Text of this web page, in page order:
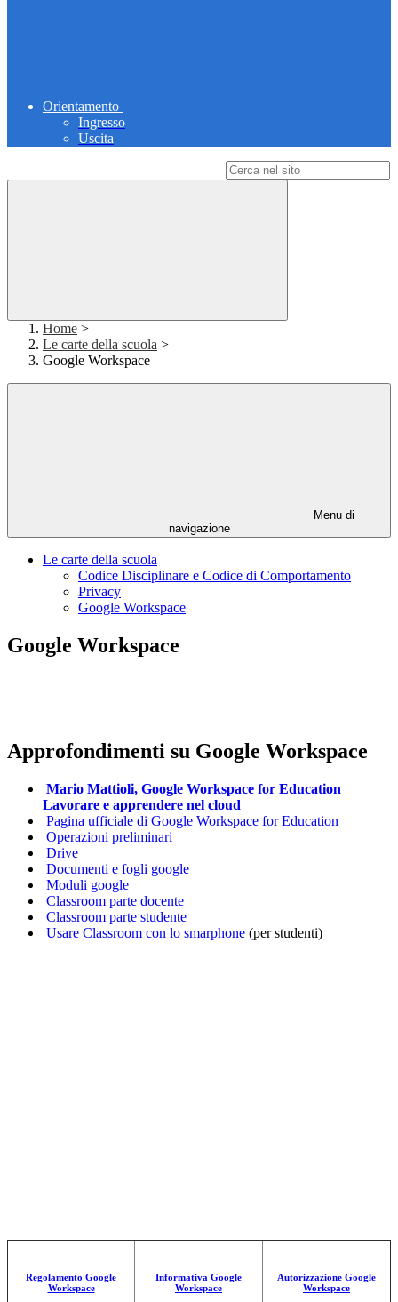
Orientamento
Ingresso
Uscita
Home >
Le carte della scuola >
Google Workspace
Menu di
navigazione
Le carte della scuola
Codice Disciplinare e Codice di Comportamento
Privacy
Google Workspace
Google Workspace
Approfondimenti su Google Workspace
Mario Mattioli, Google Workspace for Education
Lavorare e apprendere nel cloud
Pagina ufficiale di Google Workspace for Education
Operazioni preliminari
Drive
Documenti e fogli google
Moduli google
Classroom parte docente
Classroom parte studente
Usare Classroom con lo smarphone (per studenti)
Regolamento Google
Workspace
Informativa Google
Workspace
Autorizzazione Google
Workspace